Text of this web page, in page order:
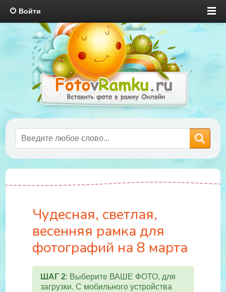
Войти
Чудесная, светлая,
весенняя рамка для
фотографий на 8 марта
ШАГ 2: Выберите ВАШЕ ФОТО, для
загрузки. С мобильного устройства